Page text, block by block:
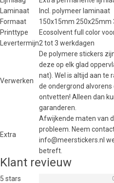
Laminaat
Incl. polymeer laminaat
Formaat
150x15mm
Printtype
Ecosolvent full color
Levertermijn2 tot 3 werkdagen
Verwerken
De polymere stickers
deze op elk glad
nat). Wel is altijd aan te
de ondergrond
ontvetten! Alleen dan
garanderen.
Extra
Afwijkende maten van
probleem. Neem
info@meerstickers.nl
betreft.
Klant revieuw
5 stars